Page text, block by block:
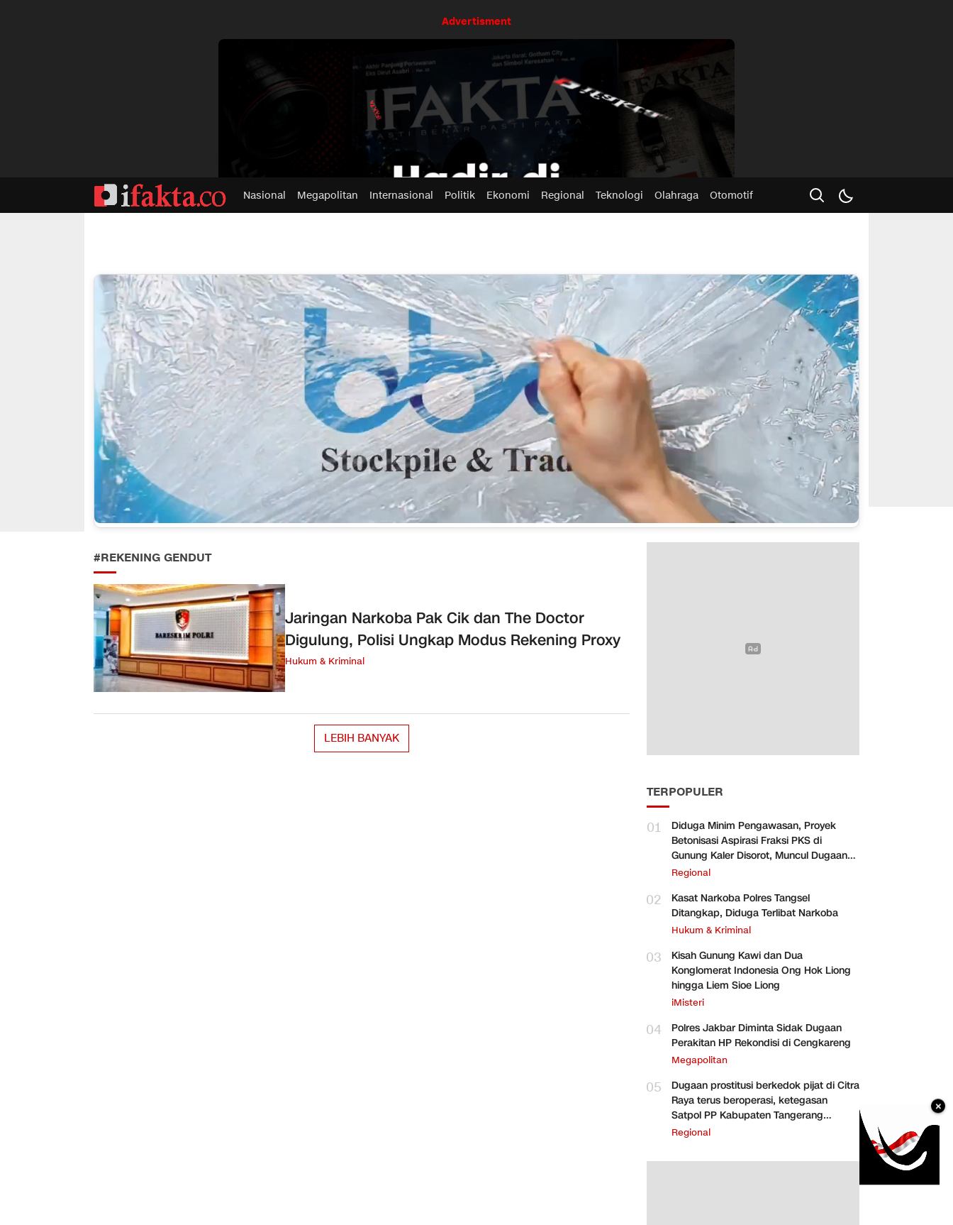
Advertisment
Nasional Megapolitan Internasional Politik Ekonomi Regional Teknologi Olahraga Otomotif
#REKENING GENDUT
Jaringan Narkoba Pak Cik dan The Doctor
Digulung, Polisi Ungkap Modus Rekening Proxy
Hukum & Kriminal
LEBIH BANYAK
TERPOPULER
01
Diduga Minim Pengawasan, Proyek
Betonisasi Aspirasi Fraksi PKS di
Gunung Kaler Disorot, Muncul Dugaan
Pengurangan Volume
Regional
02
Kasat Narkoba Polres Tangsel
Ditangkap, Diduga Terlibat Narkoba
Hukum & Kriminal
03
Kisah Gunung Kawi dan Dua
Konglomerat Indonesia Ong Hok Liong
hingga Liem Sioe Liong
iMisteri
04
Polres Jakbar Diminta Sidak Dugaan
Perakitan HP Rekondisi di Cengkareng
Megapolitan
05
Dugaan prostitusi berkedok pijat di Citra
Raya terus beroperasi, ketegasan
Satpol PP Kabupaten Tangerang
dipertanyakan
Regional
×